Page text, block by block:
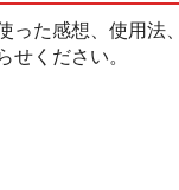
った感想、使用法
せください。